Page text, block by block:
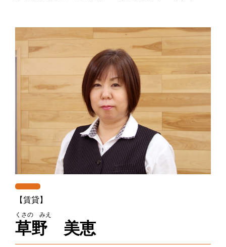
【賃貸】
くさの みえ
草野 美恵